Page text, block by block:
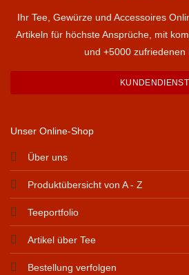
Ihr Tee, Gewürze und Accessoires
Artikeln für höchste Ansprüche, mit
und +5000 zufriedenen
KUNDENDIENST
Unser Online-Shop
Über uns
Produktübersicht von A - Z
Teeportfolio
Artikel über Tee
Bestellung verfolgen